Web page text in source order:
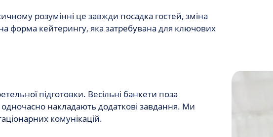
розумінні це завжди посадка гостей, зміна
форма кейтерингу, яка затребувана для ключових
підготовки. Весільні банкети поза
накладають додаткові завдання. Ми
комунікацій.